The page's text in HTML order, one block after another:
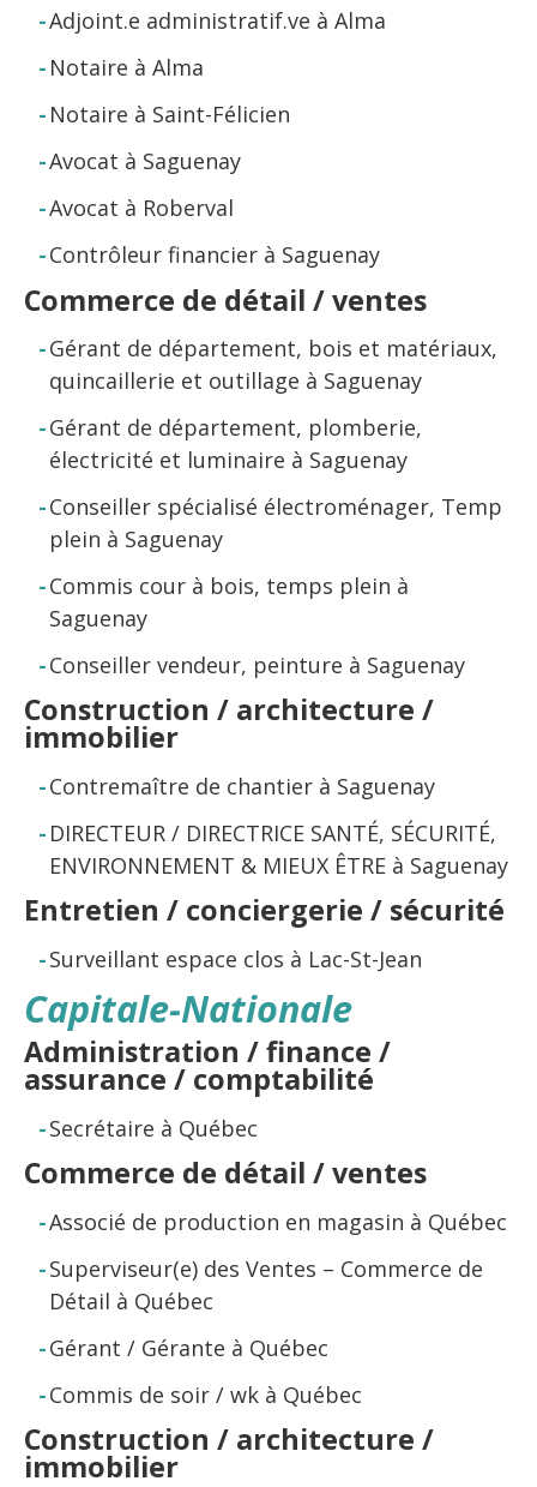
Adjoint.e administratif.ve à Alma
Notaire à Alma
Notaire à Saint-Félicien
Avocat à Saguenay
Avocat à Roberval
Contrôleur financier à Saguenay
Commerce de détail / ventes
Gérant de département, bois et matériaux,
quincaillerie et outillage à Saguenay
Gérant de département, plomberie,
électricité et luminaire à Saguenay
Conseiller spécialisé électroménager, Temp
plein à Saguenay
Commis cour à bois, temps plein à
Saguenay
Conseiller vendeur, peinture à Saguenay
Construction / architecture /
immobilier
Contremaître de chantier à Saguenay
DIRECTEUR / DIRECTRICE SANTÉ, SÉCURITÉ,
ENVIRONNEMENT & MIEUX ÊTRE à Saguenay
Entretien / conciergerie / sécurité
Surveillant espace clos à Lac-St-Jean
Capitale-Nationale
Administration / finance /
assurance / comptabilité
Secrétaire à Québec
Commerce de détail / ventes
Associé de production en magasin à Québec
Superviseur(e) des Ventes – Commerce de
Détail à Québec
Gérant / Gérante à Québec
Commis de soir / wk à Québec
Construction / architecture /
immobilier